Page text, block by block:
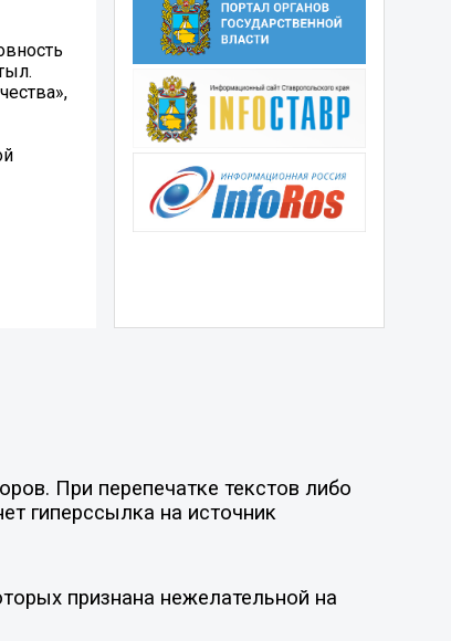
При перепечатке текстов либо
гиперссылка на источник
признана нежелательной на